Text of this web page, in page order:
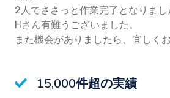
2人でささっと作業完了となりまし
Hさん有難うございました。
また機会がありましたら、宜しく
15,000件超の実績